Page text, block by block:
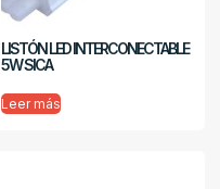
LISTÓN LED INTERCONECTABLE
5W SICA
Leer más